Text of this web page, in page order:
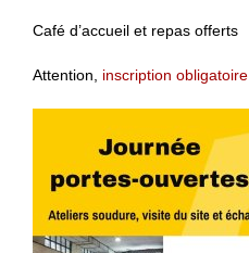
Café d’accueil et repas offerts
Attention, inscription obligatoire